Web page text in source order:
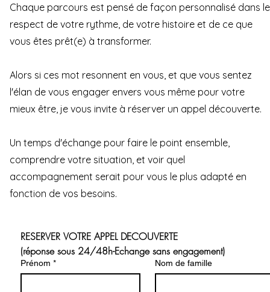
Chaque parcours est pensé de façon personnalisé dans le
respect de votre rythme, de votre histoire et de ce que
vous êtes prêt(e) à transformer.
Alors si ces mot resonnent en vous, et que vous sentez
l'élan de vous engager envers vous même pour votre
mieux être, je vous invite à réserver un appel découverte.
Un temps d'échange pour faire le point ensemble,
comprendre votre situation, et voir quel
accompagnement serait pour vous le plus adapté en
fonction de vos besoins.
RESERVER VOTRE APPEL DECOUVERTE
(réponse sous 24/48h-Echange sans engagement)
Prénom * Nom de famille